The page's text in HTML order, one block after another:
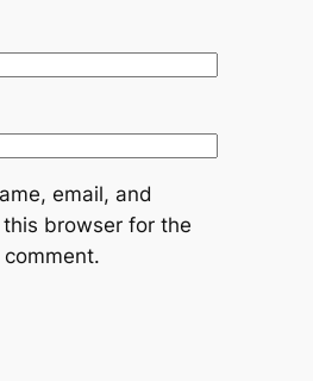
email, and
browser for the